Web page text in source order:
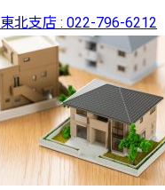
東北支店 : 022-796-6212